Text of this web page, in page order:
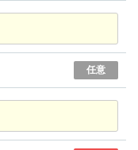
任意